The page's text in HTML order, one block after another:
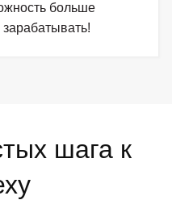
больше
шага к